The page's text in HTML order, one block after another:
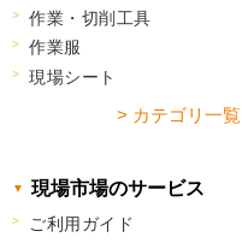
作業・切削工具
作業服
現場シート
> カテゴリ一覧
現場市場のサービス
ご利用ガイド